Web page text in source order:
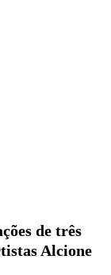
de três
Alcione